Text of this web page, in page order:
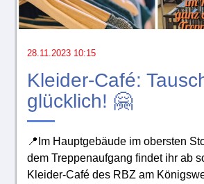
28.11.2023 10:15
Kleider-Café:
glücklich! 🤗
📍Im Hauptgebäude im obersten
dem Treppenaufgang findet ihr ab
Kleider-Café des RBZ am